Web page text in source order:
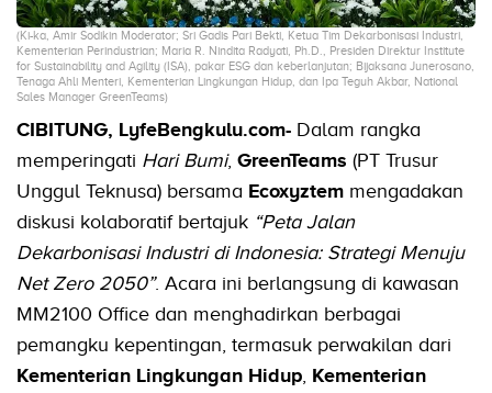
(Ki-ka, Amir Sodikin Moderator; Sri Gadis Pari Bekti, Ketua Tim Dekarbonisasi Industri,
Kementerian Perindustrian; Maria R. Nindita Radyati, Ph.D., Presiden Direktur Institute
for Sustainability and Agility (ISA), pakar ESG dan keberlanjutan; Bijaksana Junerosano,
Tenaga Ahli Menteri, Kementerian Lingkungan Hidup, dan Ipa Teguh Akbar, National
Sales Manager GreenTeams)
CIBITUNG, LyfeBengkulu.com- Dalam rangka
memperingati Hari Bumi, GreenTeams (PT Trusur
Unggul Teknusa) bersama Ecoxyztem mengadakan
diskusi kolaboratif bertajuk “Peta Jalan
Dekarbonisasi Industri di Indonesia: Strategi Menuju
Net Zero 2050”. Acara ini berlangsung di kawasan
MM2100 Office dan menghadirkan berbagai
pemangku kepentingan, termasuk perwakilan dari
Kementerian Lingkungan Hidup Kementerian